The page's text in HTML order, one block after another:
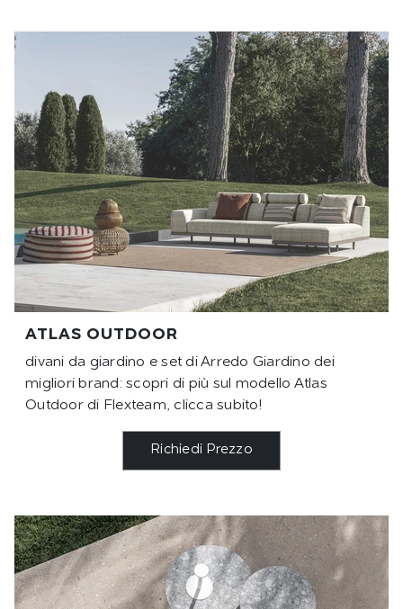
ATLAS OUTDOOR
divani da giardino e set di Arredo Giardino dei
migliori brand: scopri di più sul modello Atlas
Outdoor di Flexteam, clicca subito!
Richiedi Prezzo